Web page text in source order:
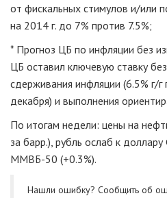
от фискальных стимулов и/или
на 2014 г. до 7% против 7.5%;
* Прогноз ЦБ по инфляции без
ЦБ оставил ключевую ставку
сдерживания инфляции (6.5% г/г
декабря) и выполнения
По итогам недели: цены на
за барр.), рубль ослаб к
ММВБ-50 (+0.3%).
Нашли ошибку? Cообщить об